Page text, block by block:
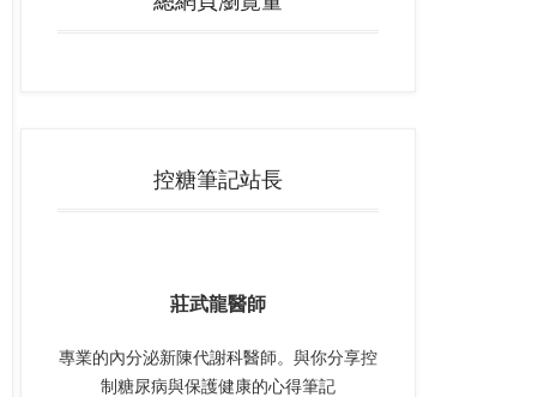
控糖筆記站長
莊武龍醫師
專業的內分泌新陳代謝科醫師。與你分享控
制糖尿病與保護健康的心得筆記